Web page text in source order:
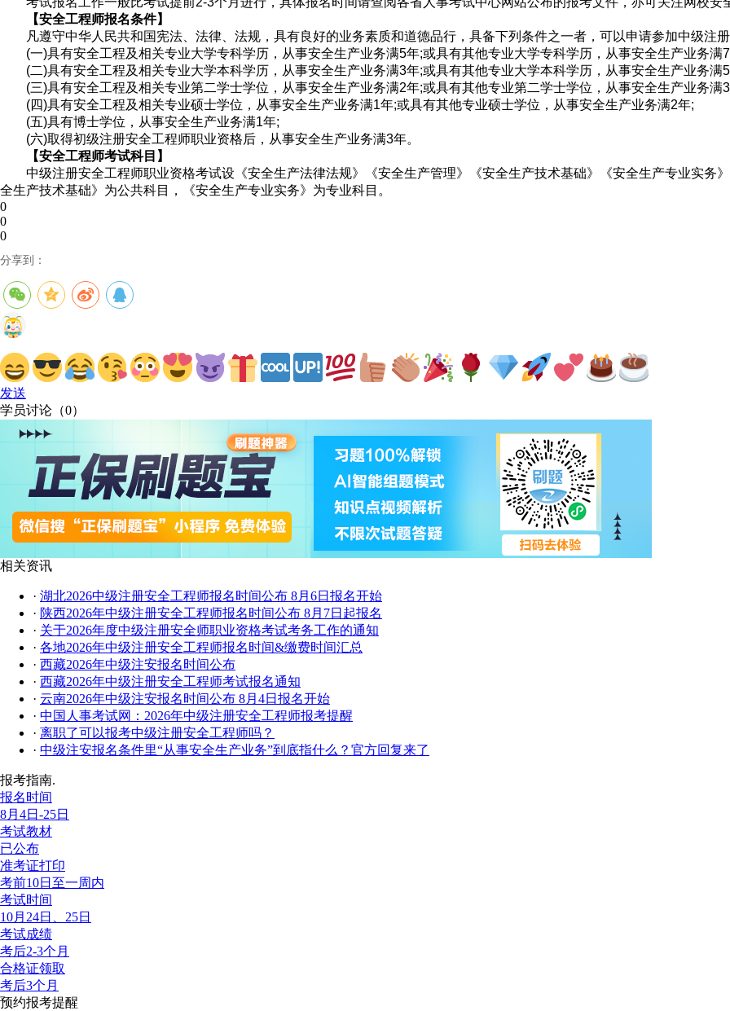
【安全工程师报名条件】
凡遵守中华人民共和国宪法、法律、法规，具有良好的业务素质和道德品行，具备下列条件之一者，可以申请参加中级注
(一)具有安全工程及相关专业大学专科学历，从事安全生产业务满5年;或具有其他专业大学专科学历，从事安全生产业务满
(二)具有安全工程及相关专业大学本科学历，从事安全生产业务满3年;或具有其他专业大学本科学历，从事安全生产业务满
(三)具有安全工程及相关专业第二学士学位，从事安全生产业务满2年;或具有其他专业第二学士学位，从事安全生产业务满
(四)具有安全工程及相关专业硕士学位，从事安全生产业务满1年;或具有其他专业硕士学位，从事安全生产业务满2年;
(五)具有博士学位，从事安全生产业务满1年;
(六)取得初级注册安全工程师职业资格后，从事安全生产业务满3年。
【安全工程师考试科目】
中级注册安全工程师职业资格考试设《安全生产法律法规》《安全生产管理》《安全生产技术基础》《安全生产专业实务
全生产技术基础》为公共科目，《安全生产专业实务》为专业科目。
0
0
0
分享到：
发送
学员讨论（0）
相关资讯
· 湖北2026中级注册安全工程师报名时间公布 8月6日报名开始
· 陕西2026年中级注册安全工程师报名时间公布 8月7日起报名
· 关于2026年度中级注册安全师职业资格考试考务工作的通知
· 各地2026年中级注册安全工程师报名时间&缴费时间汇总
· 西藏2026年中级注安报名时间公布
· 西藏2026年中级注册安全工程师考试报名通知
· 云南2026年中级注安报名时间公布 8月4日报名开始
· 中国人事考试网：2026年中级注册安全工程师报考提醒
· 离职了可以报考中级注册安全工程师吗？
· 中级注安报名条件里“从事安全生产业务”到底指什么？官方回复来了
报考指南.
报名时间
8月4日-25日
考试教材
已公布
准考证打印
考前10日至一周内
考试时间
10月24日、25日
考试成绩
考后2-3个月
合格证领取
考后3个月
预约报考提醒